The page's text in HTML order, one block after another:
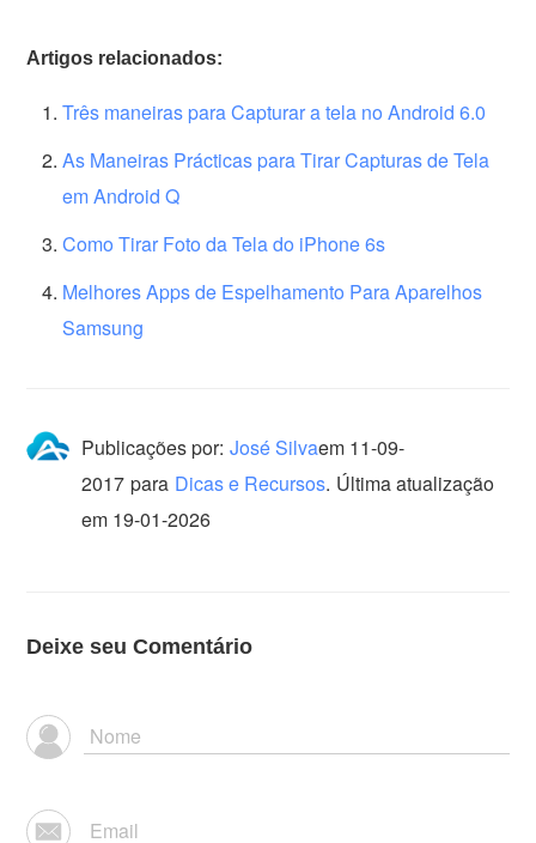
Artigos relacionados:
Três maneiras para Capturar a tela no Android 6.0
As Maneiras Prácticas para Tirar Capturas de Tela
em Android Q
Como Tirar Foto da Tela do iPhone 6s
Melhores Apps de Espelhamento Para Aparelhos
Samsung
Publicações por: José Silvaem 11-09-
2017 para Dicas e Recursos. Última atualização
em 19-01-2026
Deixe seu Comentário